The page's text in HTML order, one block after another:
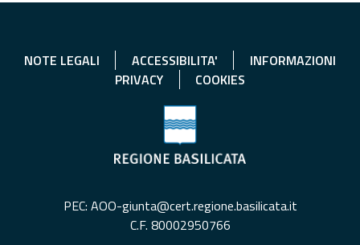
NOTE LEGALI ACCESSIBILITA'
INFORMAZIONI
PRIVACY
COOKIES
PEC: AOO-giunta@cert.regione.basilicata.it
C.F. 80002950766